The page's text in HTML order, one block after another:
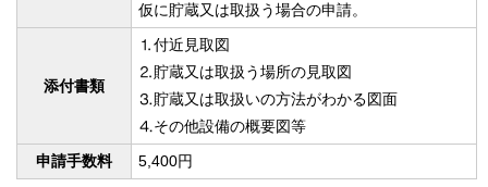
仮に貯蔵又は取扱う場合の申請。
添付書類
⒈付近見取図
⒉貯蔵又は取扱う場所の見取図
⒊貯蔵又は取扱いの方法がわかる図面
⒋その他設備の概要図等
申請手数料
5,400円